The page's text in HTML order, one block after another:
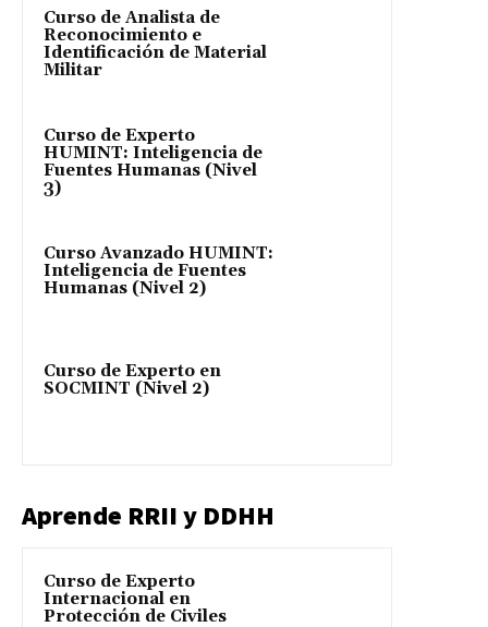
Curso de Analista de
Reconocimiento e
Identificación de Material
Militar
Curso de Experto
HUMINT: Inteligencia de
Fuentes Humanas (Nivel
3)
Curso Avanzado HUMINT:
Inteligencia de Fuentes
Humanas (Nivel 2)
Curso de Experto en
SOCMINT (Nivel 2)
Aprende RRII y DDHH
Curso de Experto
Internacional en
Protección de Civiles